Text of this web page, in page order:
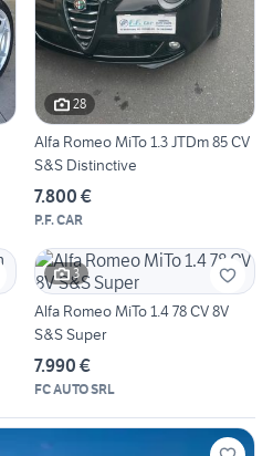
28
Alfa Romeo MiTo 1.3 JTDm 85 CV
S&S Distinctive
7.800 €
P.F. CAR
3
Alfa Romeo MiTo 1.4 78 CV 8V
S&S Super
7.990 €
FC AUTO SRL